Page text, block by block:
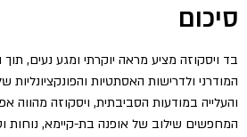
סיכום
בד ויסקוזה מציע מראה יוקרתי ומגע נעים,
המודרני ולדרישות האסתטיות והפונקציונליות
והעלייה במודעות הסביבתית, ויסקוזה מהווה
המחפשים שילוב של אופנה בת-קיימא, נוחות